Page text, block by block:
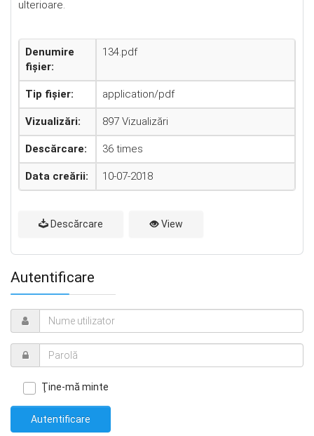
ulterioare.
Denumire
fișier:
134.pdf
Tip fișier: application/pdf
Vizualizări: 897 Vizualizări
Descărcare: 36 times
Data creării: 10-07-2018
Descărcare View
Autentificare
Ţine-mă minte
Autentificare